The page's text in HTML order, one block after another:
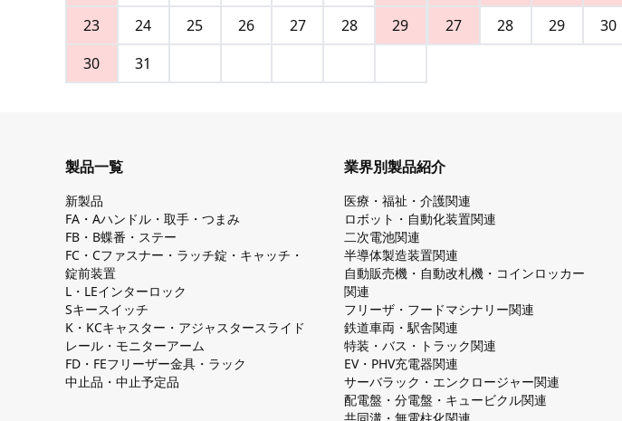
23
24 25 26 27 28
29
30
31
27
28 29 30
製品一覧
新製品
FA・Aハンドル・取手・つまみ
FB・B蝶番・ステー
FC・Cファスナー・ラッチ錠・キャッチ・
錠前装置
L・LEインターロック
Sキースイッチ
K・KCキャスター・アジャスタースライド
レール・モニターアーム
FD・FEフリーザー金具・ラック
中止品・中止予定品
業界別製品紹介
医療・福祉・介護関連
ロボット・自動化装置関連
二次電池関連
半導体製造装置関連
自動販売機・自動改札機・コインロッカー
関連
フリーザ・フードマシナリー関連
鉄道車両・駅舎関連
特装・バス・トラック関連
EV・PHV充電器関連
サーバラック・エンクロージャー関連
配電盤・分電盤・キュービクル関連